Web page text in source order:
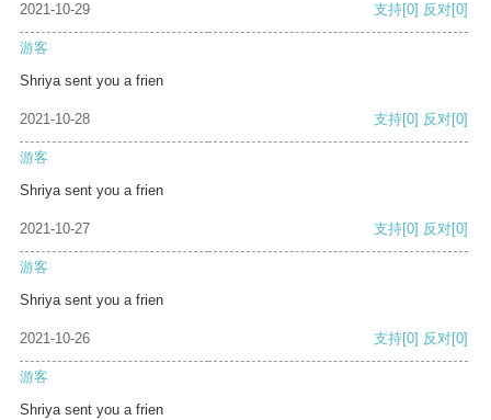
2021-10-29 支持[0] 反对[0]
游客
Shriya sent you a frien
2021-10-28 支持[0] 反对[0]
游客
Shriya sent you a frien
2021-10-27 支持[0] 反对[0]
游客
Shriya sent you a frien
2021-10-26 支持[0] 反对[0]
游客
Shriya sent you a frien